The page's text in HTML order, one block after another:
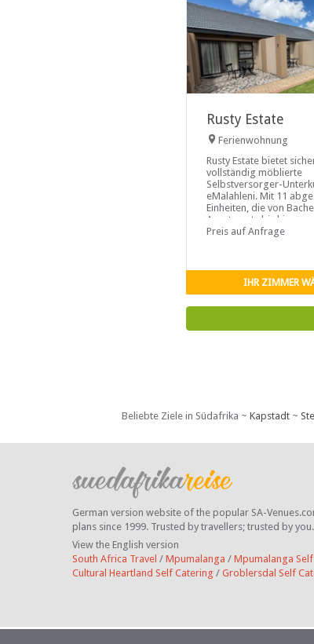
Rusty Estate
Ferienwohnung
Rusty Estate bietet
vollständig möblierte
Selbstversorger-
eMalahleni. Mit 11
Einheiten, die von
Apartments bis hin zu
Drei-Zimmer-
und Familien. Gäste
Preis auf Anfrage
IHR ZIMMER
Beliebte Ziele in Südafrika ~ Kapstadt~
German version website of the popular SA-
plans since 1999. Trusted by travellers; trusted by you.
View the English version
South Africa Travel / Mpumalanga / Mpumalanga
Cultural Heartland Self Catering / Groblersdal Self